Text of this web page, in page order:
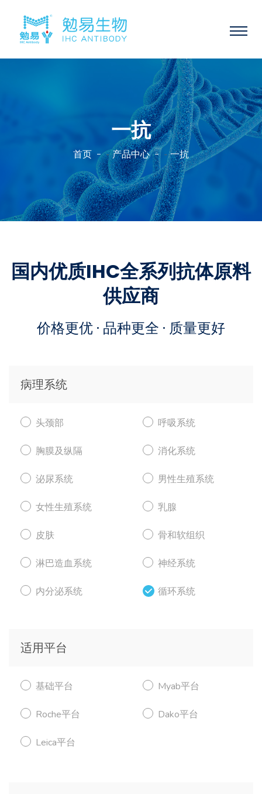
一抗
首页 -产品中心 -一抗
国内优质IHC全系列抗体原料
供应商
价格更优 · 品种更全 · 质量更好
病理系统
头颈部 呼吸系统
胸膜及纵隔 消化系统
泌尿系统 男性生殖系统
女性生殖系统 乳腺
皮肤 骨和软组织
淋巴造血系统 神经系统
内分泌系统 循环系统
适用平台
基础平台 Myab平台
Roche平台 Dako平台
Leica平台